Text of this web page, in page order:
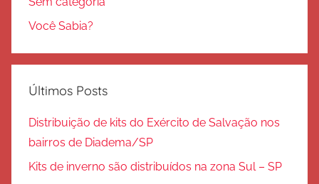
Você Sabia?
Últimos Posts
Distribuição de kits do Exército de Salvação nos
bairros de Diadema/SP
Kits de inverno são distribuídos na zona Sul – SP